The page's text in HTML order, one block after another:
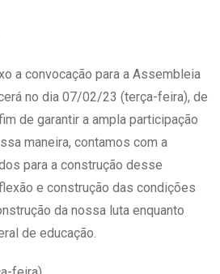
a convocação para a Assembleia
no dia 07/02/23 (terça-feira), de
de garantir a ampla participação
maneira, contamos com a
para a construção desse
e construção das condições
da nossa luta enquanto
de educação.